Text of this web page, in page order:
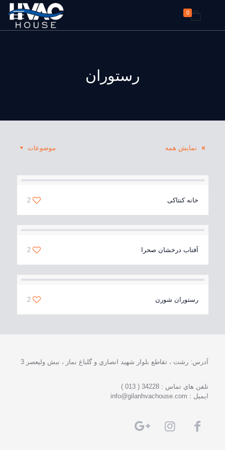
0
رستوران
موضوعات نمایش همه
خانه کنتاکی 2
آفتاب درخشان صحرا 2
رستوران شورن 2
آدرس: رشت ، تقاطع بلوار شهيد انصاري و گلباغ نماز ، نبش وليعصر 3
تلفن هاي تماس : 34228 ( 013 )
ايميل : info@gilanhvachouse.com